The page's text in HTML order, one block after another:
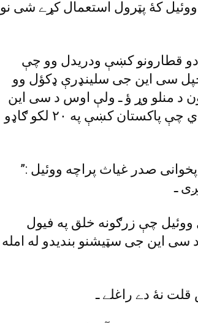
کۀ پټرول استعمال کړے شى نو
قطارونو کښې ودريدل وو چې
سى اين جى سلينډرې ډکؤل وو
د منلو وړ ؤ ـ ولې اوس د سى اين
جى ورکؤل بند کړے شوي دي او ريښتيا دا دي چې پاکستان کښې په ٢٠ لکو ګاډو
صدر غياث پراچه ووئيل :”
چې زرګونه خلق په فيول
اين جى سټيشنو بنديدو له امله
نۀ دے راغلے ـ